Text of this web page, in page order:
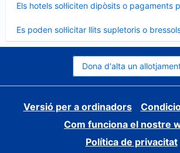
Els hotels sol·liciten dipòsits o pagaments
tancat
Es poden sol·licitar llits supletoris o
tancat
Dona d'alta un
Versió per a ordinadors
Com funciona el nostre
Política de privacitat